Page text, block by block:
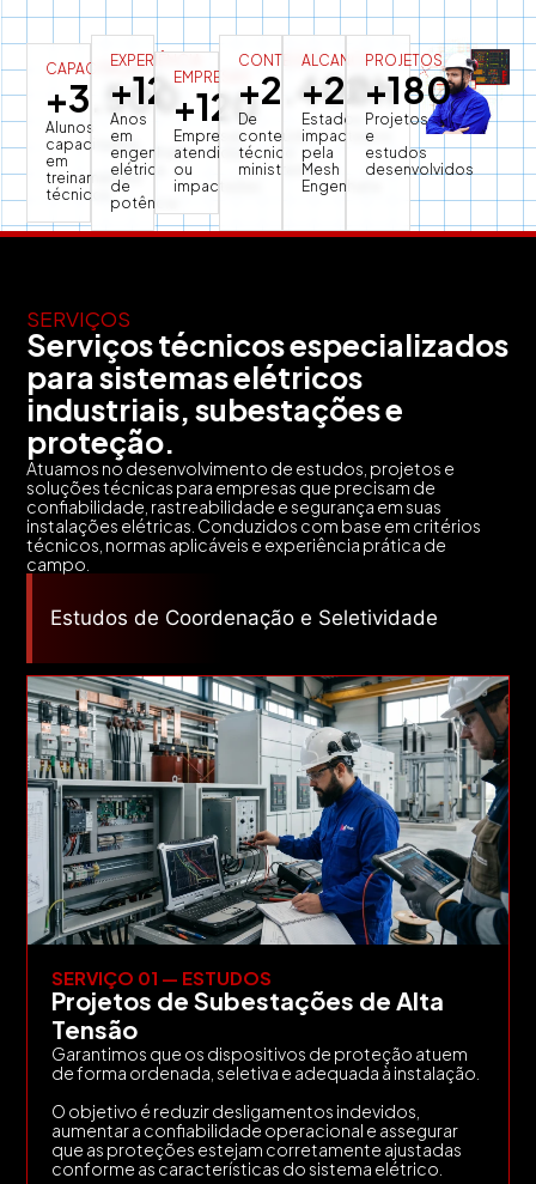
CAPACITAÇÃO
+3.500
Alunos
capacitados
em
treinamentos
técnicos
EXPERIÊNCIA
+12
Anos
em
engenharia
elétrica
de
potência
EMPRESAS
+120
Empresas
atendidas
ou
impactadas
CONTEÚDO
+2.400h
De
conteúdo
técnico
ministrado
ALCANCE
+22
Estados
impactados
pela
Mesh
Engenharia
PROJETOS
+180
Projetos
e
estudos
desenvolvidos
SERVIÇOS
Serviços técnicos especializados
para sistemas elétricos
industriais, subestações e
proteção.
Atuamos no desenvolvimento de estudos, projetos e
soluções técnicas para empresas que precisam de
confiabilidade, rastreabilidade e segurança em suas
instalações elétricas. Conduzidos com base em critérios
técnicos, normas aplicáveis e experiência prática de
campo.
Estudos de Coordenação e Seletividade
SERVIÇO 01 — ESTUDOS
Projetos de Subestações de Alta
Tensão
Garantimos que os dispositivos de proteção atuem
de forma ordenada, seletiva e adequada à instalação.
O objetivo é reduzir desligamentos indevidos,
aumentar a confiabilidade operacional e assegurar
que as proteções estejam corretamente ajustadas
conforme as características do sistema elétrico.